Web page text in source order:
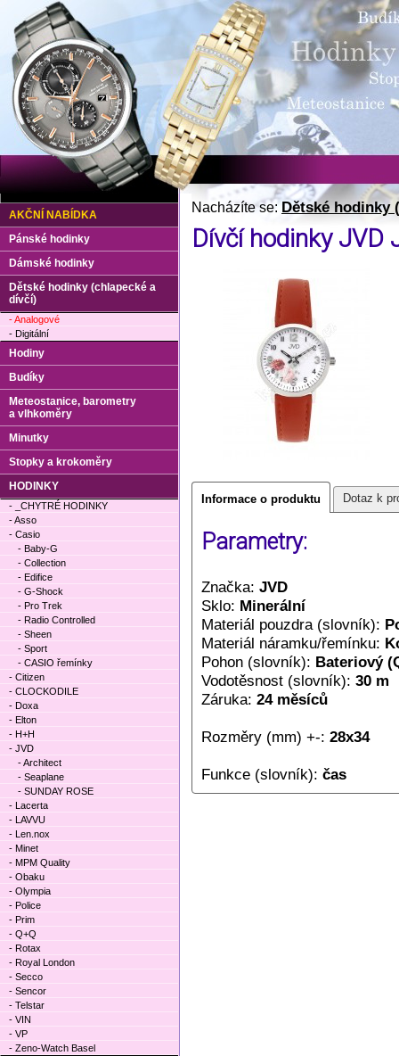
Nacházíte se:Dětské hodinky
Dívčí hodinky JVD
Informace o produktu Dotaz k
Parametry:
Značka: JVD
Sklo: Minerální
Materiál pouzdra (slovník):
Materiál náramku/řemínku:
Pohon (slovník): Bateriový
Vodotěsnost (slovník): 30 m
Záruka: 24 měsíců
Rozměry (mm) +-: 28x34
Funkce (slovník): čas
AKČNÍ NABÍDKA
Pánské hodinky
Dámské hodinky
Dětské hodinky (chlapecké a
dívčí)
- Analogové
- Digitální
Hodiny
Budíky
Meteostanice, barometry
a vlhkoměry
Minutky
Stopky a krokoměry
HODINKY
- _CHYTRÉ HODINKY
- Asso
- Casio
- Baby-G
- Collection
- Edifice
- G-Shock
- Pro Trek
- Radio Controlled
- Sheen
- Sport
- CASIO řemínky
- Citizen
- CLOCKODILE
- Doxa
- Elton
- H+H
- JVD
- Architect
- Seaplane
- SUNDAY ROSE
- Lacerta
- LAVVU
- Len.nox
- Minet
- MPM Quality
- Obaku
- Olympia
- Police
- Prim
- Q+Q
- Rotax
- Royal London
- Secco
- Sencor
- Telstar
- VIN
- VP
- Zeno-Watch Basel